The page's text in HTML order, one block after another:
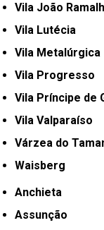
Vila João
Vila Lutécia
Vila Metalúrgica
Vila Progresso
Vila Príncipe de
Vila Valparaíso
Várzea do
Waisberg
Anchieta
Assunção